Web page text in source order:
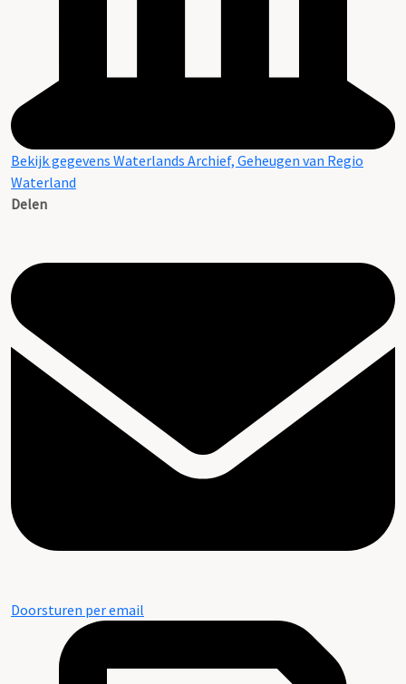
Bekijk gegevens Waterlands Archief, Geheugen van Regio
Waterland
Delen
Doorsturen per email